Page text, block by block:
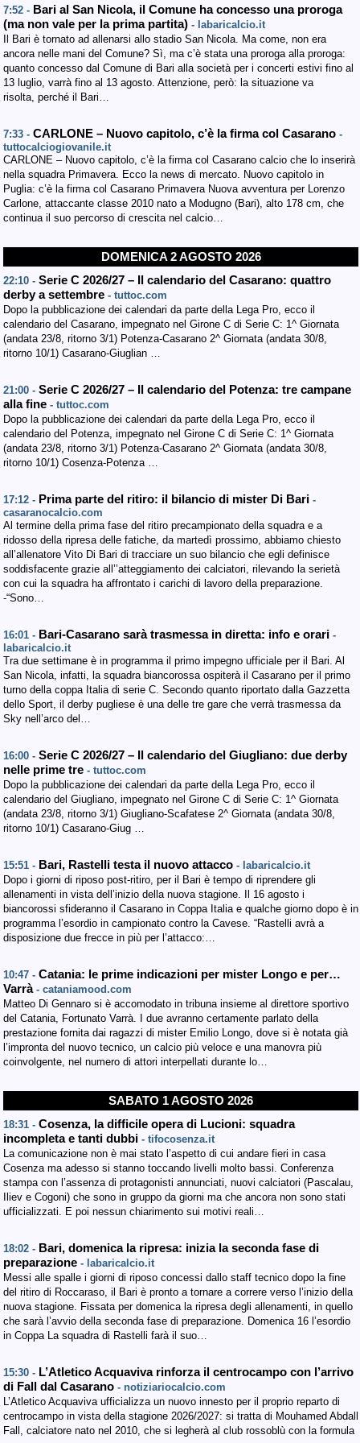
7:52 - Bari al San Nicola, il Comune ha concesso una proroga
(ma non vale per la prima partita) - labaricalcio.it
Il Bari è tornato ad allenarsi allo stadio San Nicola. Ma come, non era
ancora nelle mani del Comune? Sì, ma c’è stata una proroga alla proroga:
quanto concesso dal Comune di Bari alla società per i concerti estivi fino al
13 luglio, varrà fino al 13 agosto. Attenzione, però: la situazione va
risolta, perché il Bari…
7:33 - CARLONE – Nuovo capitolo, c’è la firma col Casarano -
tuttocalciogiovanile.it
CARLONE – Nuovo capitolo, c’è la firma col Casarano calcio che lo inserirà
nella squadra Primavera. Ecco la news di mercato. Nuovo capitolo in
Puglia: c’è la firma col Casarano Primavera Nuova avventura per Lorenzo
Carlone, attaccante classe 2010 nato a Modugno (Bari), alto 178 cm, che
continua il suo percorso di crescita nel calcio…
DOMENICA 2 AGOSTO 2026
22:10 - Serie C 2026/27 – Il calendario del Casarano: quattro
derby a settembre - tuttoc.com
Dopo la pubblicazione dei calendari da parte della Lega Pro, ecco il
calendario del Casarano, impegnato nel Girone C di Serie C: 1^ Giornata
(andata 23/8, ritorno 3/1) Potenza-Casarano 2^ Giornata (andata 30/8,
ritorno 10/1) Casarano-Giuglian …
21:00 - Serie C 2026/27 – Il calendario del Potenza: tre campane
alla fine - tuttoc.com
Dopo la pubblicazione dei calendari da parte della Lega Pro, ecco il
calendario del Potenza, impegnato nel Girone C di Serie C: 1^ Giornata
(andata 23/8, ritorno 3/1) Potenza-Casarano 2^ Giornata (andata 30/8,
ritorno 10/1) Cosenza-Potenza …
17:12 - Prima parte del ritiro: il bilancio di mister Di Bari -
casaranocalcio.com
Al termine della prima fase del ritiro precampionato della squadra e a
ridosso della ripresa delle fatiche, da martedì prossimo, abbiamo chiesto
all’allenatore Vito Di Bari di tracciare un suo bilancio che egli definisce
soddisfacente grazie all’’atteggiamento dei calciatori, rilevando la serietà
con cui la squadra ha affrontato i carichi di lavoro della preparazione.
-“Sono…
16:01 - Bari-Casarano sarà trasmessa in diretta: info e orari -
labaricalcio.it
Tra due settimane è in programma il primo impegno ufficiale per il Bari. Al
San Nicola, infatti, la squadra biancorossa ospiterà il Casarano per il primo
turno della coppa Italia di serie C. Secondo quanto riportato dalla Gazzetta
dello Sport, il derby pugliese è una delle tre gare che verrà trasmessa da
Sky nell’arco del…
16:00 - Serie C 2026/27 – Il calendario del Giugliano: due derby
nelle prime tre - tuttoc.com
Dopo la pubblicazione dei calendari da parte della Lega Pro, ecco il
calendario del Giugliano, impegnato nel Girone C di Serie C: 1^ Giornata
(andata 23/8, ritorno 3/1) Giugliano-Scafatese 2^ Giornata (andata 30/8,
ritorno 10/1) Casarano-Giug …
15:51 - Bari, Rastelli testa il nuovo attacco - labaricalcio.it
Dopo i giorni di riposo post-ritiro, per il Bari è tempo di riprendere gli
allenamenti in vista dell’inizio della nuova stagione. Il 16 agosto i
biancorossi sfideranno il Casarano in Coppa Italia e qualche giorno dopo è in
programma l’esordio in campionato contro la Cavese. “Rastelli avrà a
disposizione due frecce in più per l’attacco:…
10:47 - Catania: le prime indicazioni per mister Longo e per…
Varrà - cataniamood.com
Matteo Di Gennaro si è accomodato in tribuna insieme al direttore sportivo
del Catania, Fortunato Varrà. I due avranno certamente parlato della
prestazione fornita dai ragazzi di mister Emilio Longo, dove si è notata già
l’impronta del nuovo tecnico, un calcio più veloce e una manovra più
coinvolgente, nel numero di attori interpellati durante lo…
SABATO 1 AGOSTO 2026
18:31 - Cosenza, la difficile opera di Lucioni: squadra
incompleta e tanti dubbi - tifocosenza.it
La comunicazione non è mai stato l’aspetto di cui andare fieri in casa
Cosenza ma adesso si stanno toccando livelli molto bassi. Conferenza
stampa con l’assenza di protagonisti annunciati, nuovi calciatori (Pascalau,
Iliev e Cogoni) che sono in gruppo da giorni ma che ancora non sono stati
ufficializzati. E poi nessun chiarimento sui motivi reali…
18:02 - Bari, domenica la ripresa: inizia la seconda fase di
preparazione - labaricalcio.it
Messi alle spalle i giorni di riposo concessi dallo staff tecnico dopo la fine
del ritiro di Roccaraso, il Bari è pronto a tornare a correre verso l’inizio della
nuova stagione. Fissata per domenica la ripresa degli allenamenti, in quello
che sarà l’avvio della seconda fase di preparazione. Domenica 16 l’esordio
in Coppa La squadra di Rastelli farà il suo…
15:30 - L’Atletico Acquaviva rinforza il centrocampo con l’arrivo
di Fall dal Casarano - notiziariocalcio.com
L’Atletico Acquaviva ufficializza un nuovo innesto per il proprio reparto di
centrocampo in vista della stagione 2026/2027: si tratta di Mouhamed Abdall
Fall, calciatore nato nel 2010, che si legherà al club rossoblù con la formula